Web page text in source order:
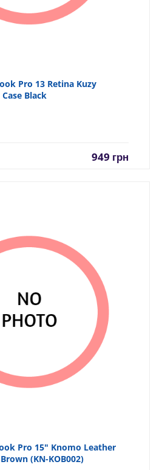
Pro 13 Retina Kuzy
Black
949 грн
Pro 15" Knomo Leather
(KN-KOB002)